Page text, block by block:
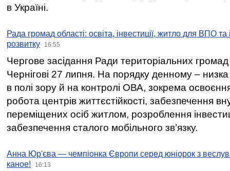
в Україні.
Рада громад області: освіта, інвестиції, житло для ВПО
розвитку
16:55
Чергове засідання Ради територіальних громад
Чернігові 27 липня. На порядку денному –
в полі зору й на контролі ОВА, зокрема освоєння
робота центрів життєстійкості, забезпечення
переміщених осіб житлом, розроблення
забезпечення сталого мобільного зв’язку.
Анна Юр'єва — чемпіонка Європи серед юніорок з
каное!
16:13